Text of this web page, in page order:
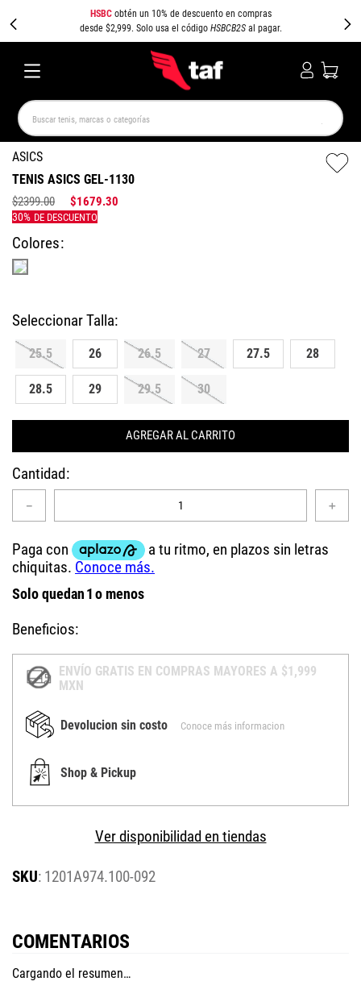
HSBCobtén un 10% de descuento en compras
desde $2,999. Solo usa el código HSBCB2Sal pagar.
Buscar tenis, marcas o categorías
ASICS
TENIS ASICS GEL-1130
$2399.00 $1679.30
Colores
25.5 26 26.5 27 27.5 28
28.5 29 29.5 30
AGREGAR AL CARRITO
Cantidad
＋
－
Solo quedan 1 o menos
Beneficios:
ENVÍO GRATIS EN COMPRAS MAYORES A $1,999
MXN
Devolucion sin costo Conoce más informacion
Shop & Pickup
Ver disponibilidad en tiendas
: 1201A974.100-092
COMENTARIOS
Cargando el resumen…
TÉRMINOS MÁS BUSCADOS
NEW BALANCE SAMBA
SPEEDCAT SPEZIAL